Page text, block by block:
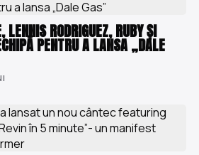
LENNIS RODRIGUEZ, RUBY ȘI
PENTRU A LANSA „DALE